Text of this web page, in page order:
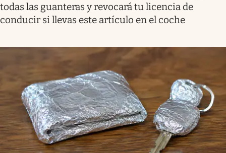
todas las guanteras y revocará tu licencia de
conducir si llevas este artículo en el coche